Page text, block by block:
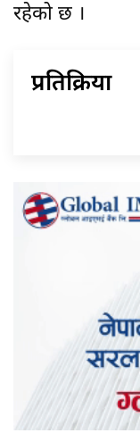
रहेको छ ।
प्रतिक्रिया